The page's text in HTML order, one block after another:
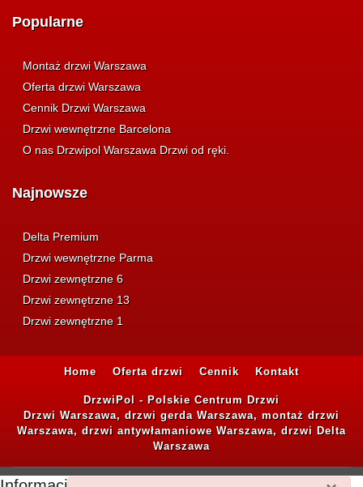
Popularne
Montaż drzwi Warszawa
Oferta drzwi Warszawa
Cennik Drzwi Warszawa
Drzwi wewnętrzne Barcelona
O nas Drzwipol Warszawa Drzwi od ręki.
Najnowsze
Delta Premium
Drzwi wewnętrzne Parma
Drzwi zewnętrzne 6
Drzwi zewnętrzne 13
Drzwi zewnętrzne 1
Home Oferta drzwi Cennik Kontakt
DrzwiPol - Polskie Centrum Drzwi
Drzwi Warszawa, drzwi gerda Warszawa, montaż drzwi
Warszawa, drzwi antywłamaniowe Warszawa, drzwi Delta
Warszawa